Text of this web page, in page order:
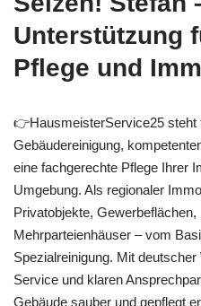
Unterstützung
Pflege und
👉HausmeisterService25 steht
Gebäudereinigung,
eine fachgerechte Pflege Ihrer
Umgebung. Als regionaler
Privatobjekte, Gewerbeflächen,
Mehrparteienhäuser – vom
Spezialreinigung. Mit
Service und klaren
Gebäude sauber und gepflegt